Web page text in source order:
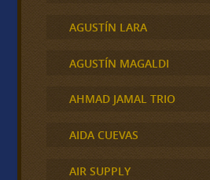
AGUSTÍN LARA
AGUSTÍN MAGALDI
AHMAD JAMAL TRIO
AIDA CUEVAS
AIR SUPPLY